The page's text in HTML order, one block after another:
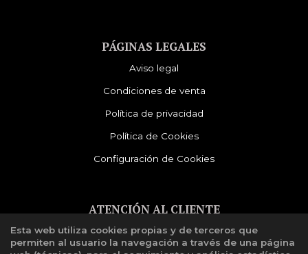
PÁGINAS LEGALES
Aviso legal
Condiciones de venta
Política de privacidad
Política de Cookies
Configuración de Cookies
ATENCIÓN AL CLIENTE
Quiénes somos
Esta web utiliza cookies propias y de terceros que
permiten al usuario la navegación a través de una página